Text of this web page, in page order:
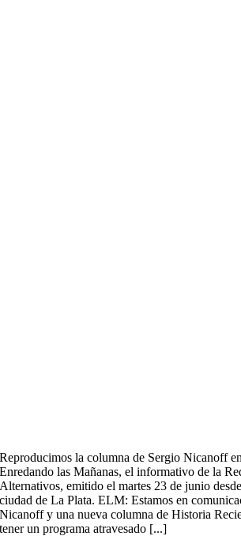
Reproducimos la columna de Sergio Nicanoff
Enredando las Mañanas, el informativo de la
Alternativos, emitido el martes 23 de junio
ciudad de La Plata. ELM: Estamos en
Nicanoff y una nueva columna de Historia
tener un programa atravesado [...]